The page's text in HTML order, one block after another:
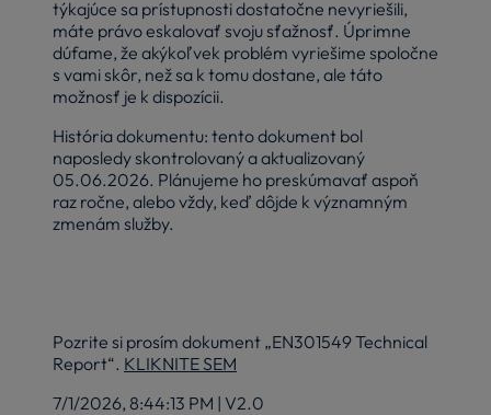
týkajúce sa prístupnosti dostatočne nevyriešili,
máte právo eskalovať svoju sťažnosť. Úprimne
dúfame, že akýkoľvek problém vyriešime spoločne
s vami skôr, než sa k tomu dostane, ale táto
možnosť je k dispozícii.
História dokumentu: tento dokument bol
naposledy skontrolovaný a aktualizovaný
05.06.2026. Plánujeme ho preskúmavať aspoň
raz ročne, alebo vždy, keď dôjde k významným
zmenám služby.
Pozrite si prosím dokument „EN301549 Technical
Report“. KLIKNITE SEM
7/1/2026, 8:44:13 PM | V2.0